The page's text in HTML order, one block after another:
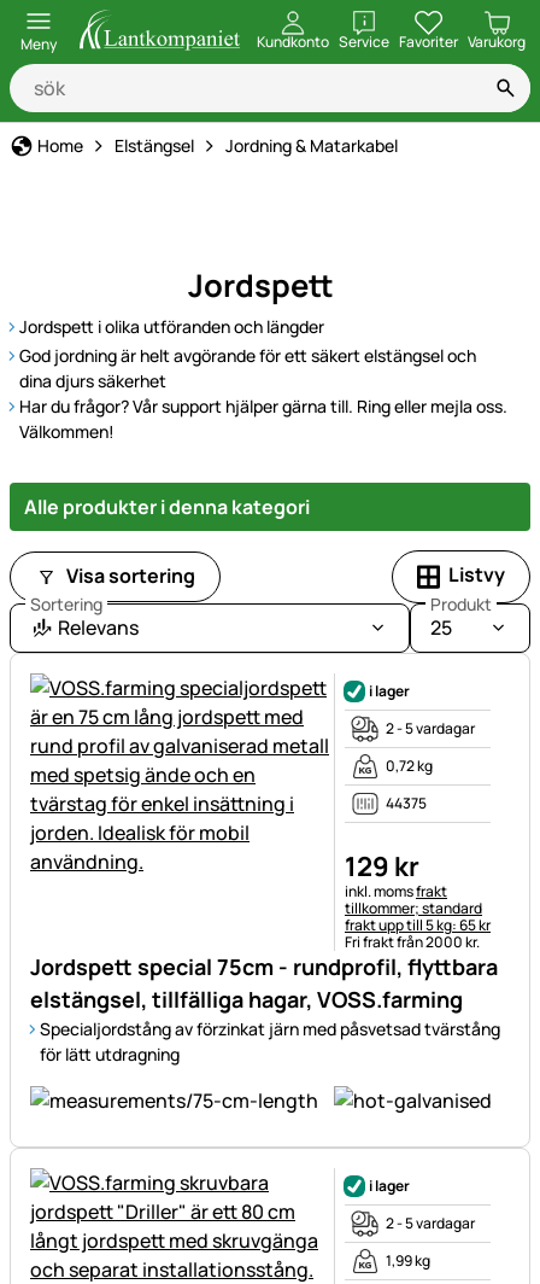
Meny Kundkonto ServiceöppnaFavoriter Varukorg
Home Elstängsel Jordning & Matarkabel
Jordspett
Jordspett i olika utföranden och längder
God jordning är helt avgörande för ett säkert elstängsel och
dina djurs säkerhet
Har du frågor? Vår support hjälper gärna till. Ring eller mejla oss.
Välkommen!
Alle produkter i denna kategori
Visa sortering Listvy
Sortering
Relevans
Produkt
25
Jordspett special 75cm - rundprofil, flyttbara
elstängsel, tillfälliga hagar, VOSS.farming
Specialjordstång av förzinkat järn med påsvetsad tvärstång
för lätt utdragning
i lager
2 - 5 vardagar
0,72 kg
44375
129 kr
Skatteinformation:
inkl. momsfrakt
tillkommer; standard
frakt upp till 5 kg: 65 kr
Fri frakt från 2000 kr.
i lager
2 - 5 vardagar
1,99 kg